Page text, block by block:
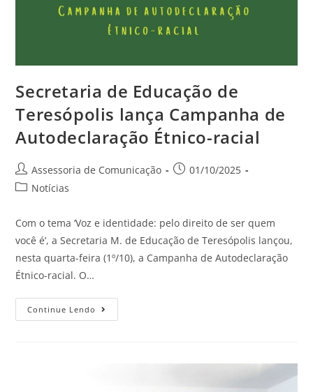
Secretaria de Educação de
Teresópolis lança Campanha de
Autodeclaração Étnico-racial
Assessoria de Comunicação
01/10/2025
Notícias
Com o tema ‘Voz e identidade: pelo direito de ser quem
você é’, a Secretaria M. de Educação de Teresópolis lançou,
nesta quarta-feira (1º/10), a Campanha de Autodeclaração
Étnico-racial. O…
Continue Lendo